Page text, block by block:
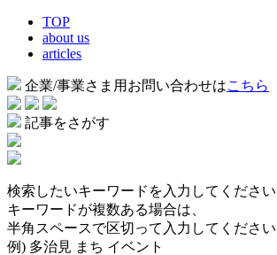
TOP
about us
articles
企業/事業さま用お問い合わせはこちら
記事をさがす
検索したいキーワードを入力してください
キーワードが複数ある場合は、
半角スペースで区切って入力してください
例) 多治見 まち イベント